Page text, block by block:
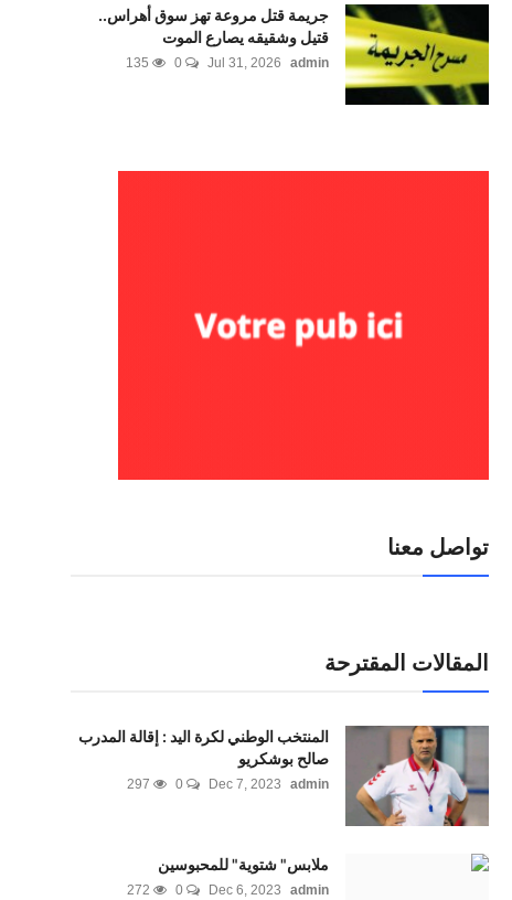
جريمة قتل مروعة تهز سوق أهراس..
قتيل وشقيقه يصارع الموت
admin
Jul 31, 2026
0
135
تواصل معنا
المقالات المقترحة
المنتخب الوطني لكرة اليد : إقالة المدرب
صالح بوشكريو
admin
Dec 7, 2023
0
297
ملابس" شتوية" للمحبوسين
admin
Dec 6, 2023
0
272